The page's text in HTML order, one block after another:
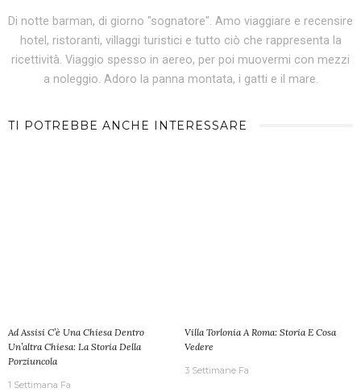
Di notte barman, di giorno "sognatore". Amo viaggiare e recensire
hotel, ristoranti, villaggi turistici e tutto ciò che rappresenta la
ricettività. Viaggio spesso in aereo, per poi muovermi con mezzi
a noleggio. Adoro la panna montata, i gatti e il mare.
TI POTREBBE ANCHE INTERESSARE
Ad Assisi C’è Una Chiesa Dentro
Un’altra Chiesa: La Storia Della
Porziuncola
1 Settimana Fa
Villa Torlonia A Roma: Storia E Cosa
Vedere
3 Settimane Fa